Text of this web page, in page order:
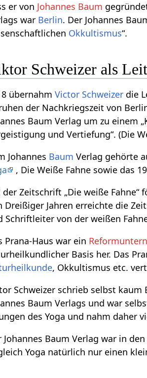
er von Johannes Baum
war Berlin. Der Johannes
Okkultismus“.
Schweizer als
übernahmVictor Schweizer die
der Nachkriegszeit von
Baum Verlag um zu einem
und Vertiefung“. (Die
Johannes Baum Verlag gehörte
, Die Weiße Fahne sowie das
Zeitschrift „Die weiße Fahne“
Dreißiger Jahren erreichte die
Schriftleiter von der weißen
Prana-Haus war ein
Basis her. Das
, Okkultismus etc.
Schweizer schrieb selbst
Baum Verlags und war
des Yoga und nahm daher
Johannes Baum Verlag war in
Yoga natürlich nur einen